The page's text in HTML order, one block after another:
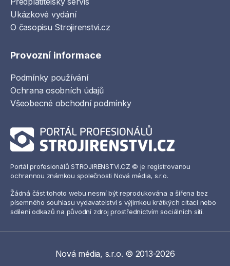
Ukázkové vydání
O časopisu Strojirenstvi.cz
Provozní informace
Podmínky používání
Ochrana osobních údajů
Všeobecné obchodní podmínky
Portál profesionálů STROJIRENSTVI.CZ © je registrovanou
ochrannou známkou společnosti Nová média, s.r.o.
Žádná část tohoto webu nesmí být reprodukována a šířena bez
písemného souhlasu vydavatelství s výjimkou krátkých citací nebo
sdílení odkazů na původní zdroj prostřednictvím sociálních sítí.
Nová média, s.r.o. © 2013-2026